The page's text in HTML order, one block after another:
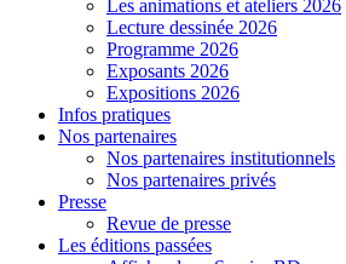
Les animations et ateliers 2026
Lecture dessinée 2026
Programme 2026
Exposants 2026
Expositions 2026
Infos pratiques
Nos partenaires
Nos partenaires institutionnels
Nos partenaires privés
Presse
Revue de presse
Les éditions passées